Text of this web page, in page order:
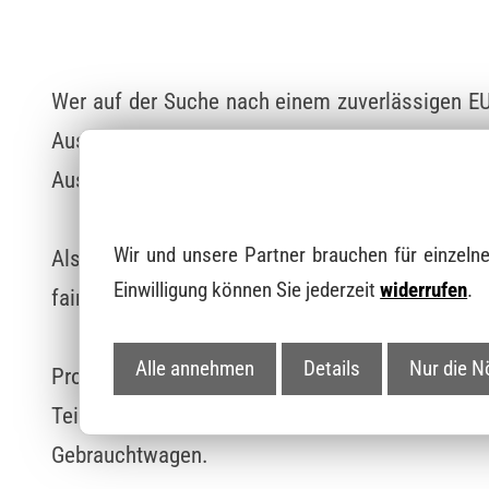
Wer auf der Suche nach einem zuverlässigen
Auswahl an attraktiven EU-Importen und
Austattung zu günstigen Preisen und geprüfter
Als erfahrener und zuverlässiger
faire Preise. Unser Team unterstützt Sie von
Profitieren Sie von unserem Know-how, einer
Teilen Sie uns Ihre Anforderungen mit und
Gebrauchtwagen.
Wir und unsere Partner brauchen für einzelne
Einwilligung können Sie jederzeitwiderrufen.
Alle annehmen Details Nur die